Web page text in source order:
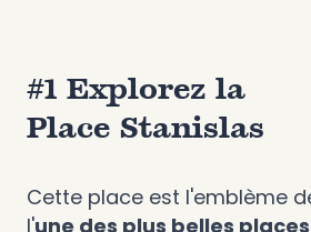
#1 Explorez la
Place Stanislas
Cette place est l'emblème
l'une des plus belles places